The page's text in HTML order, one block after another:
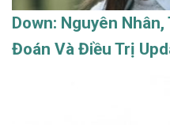
Down: Nguyên
Đoán Và Điều Trị